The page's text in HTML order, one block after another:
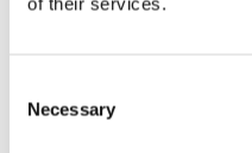
Selection
Necessary
Hel rulle innehåller 35m.